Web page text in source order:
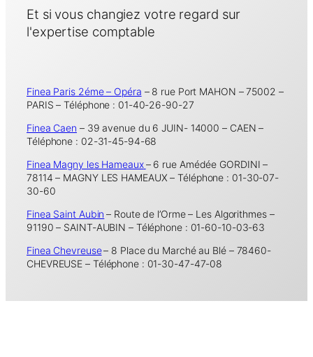
Et si vous changiez votre regard sur
l'expertise comptable
Finea Paris 2éme – Opéra – 8 rue Port MAHON – 75002 –
PARIS – Téléphone : 01-40-26-90-27
Finea Caen – 39 avenue du 6 JUIN- 14000 – CAEN –
Téléphone : 02-31-45-94-68
Finea Magny les Hameaux– 6 rue Amédée GORDINI –
78114 – MAGNY LES HAMEAUX – Téléphone : 01-30-07-
30-60
Finea Saint Aubin – Route de l’Orme – Les Algorithmes –
91190 – SAINT-AUBIN – Téléphone : 01-60-10-03-63
Finea Chevreuse– 8 Place du Marché au Blé – 78460-
CHEVREUSE – Téléphone : 01-30-47-47-08